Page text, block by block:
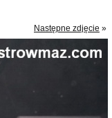
Następne zdjęcie »